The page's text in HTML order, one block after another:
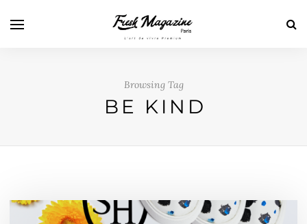
Browsing Tag
BE KIND